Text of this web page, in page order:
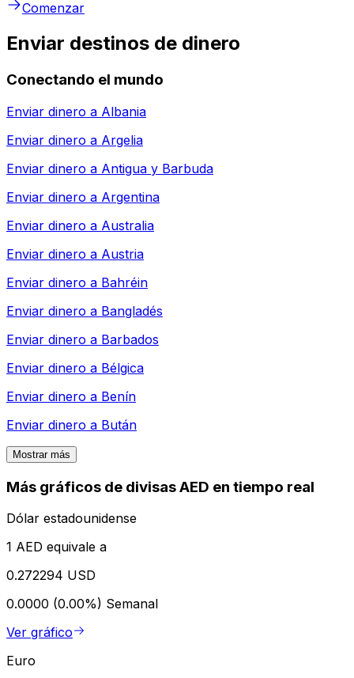
Comenzar
Enviar destinos de dinero
Conectando el mundo
Enviar dinero a Albania
Enviar dinero a Argelia
Enviar dinero a Antigua y Barbuda
Enviar dinero a Argentina
Enviar dinero a Australia
Enviar dinero a Austria
Enviar dinero a Bahréin
Enviar dinero a Bangladés
Enviar dinero a Barbados
Enviar dinero a Bélgica
Enviar dinero a Benín
Enviar dinero a Bután
Mostrar más
Más gráficos de divisas AED en tiempo real
Dólar estadounidense
1 AED equivale a
0.272294 USD
0.0000 (0.00%) Semanal
Ver gráfico
Euro